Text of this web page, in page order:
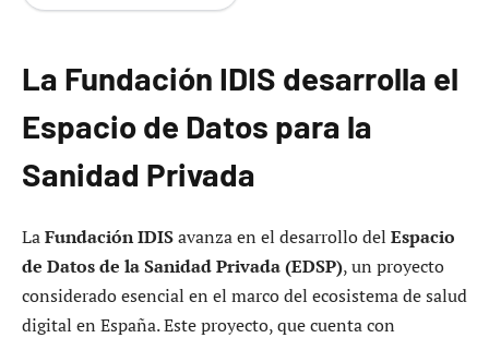
La Fundación IDIS desarrolla el
Espacio de Datos para la
Sanidad Privada
LaFundación IDISavanza en el desarrollo del Espacio
de Datos de la Sanidad Privada (EDSP), un proyecto
considerado esencial en el marco del ecosistema de salud
digital en España. Este proyecto, que cuenta con